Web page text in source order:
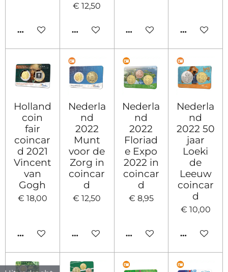
IN WINKELWAGEN
€ 12,50
IN WINKELWAGENIN WINKELWAGEN
IN
Holland
coin
fair
coincar
d 2021
Vincent
van
Gogh
€ 18,00
IN WINKELWAGEN
Nederla
nd
2022
Munt
voor de
Zorg in
coincar
d
€ 12,50
IN WINKELWAGEN
Nederla
nd
2022
Floriad
e Expo
2022 in
coincar
d
€ 8,95
IN WINKELWAGEN
Nederla
nd
2022 50
jaar
Loeki
de
Leeuw
coincar
d
€ 10,00
IN